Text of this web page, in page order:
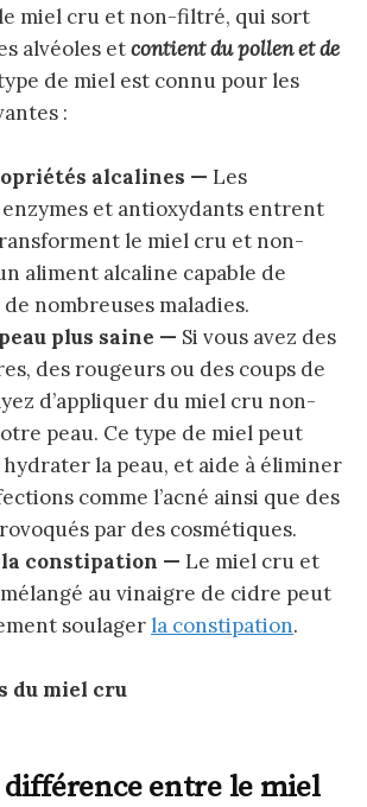
miel cru et non-filtré, qui sort
alvéoles etcontient du pollen et de
de miel est connu pour les
:
alcalines — Les
et antioxydants entrent
le miel cru et non-
aliment alcaline capable de
nombreuses maladies.
plus saine — Si vous avez des
des rougeurs ou des coups de
d’appliquer du miel cru non-
peau. Ce type de miel peut
la peau, et aide à éliminer
comme l’acné ainsi que des
par des cosmétiques.
la constipation — Le miel cru et
au vinaigre de cidre peut
soulagerla constipation.
différence entre le miel